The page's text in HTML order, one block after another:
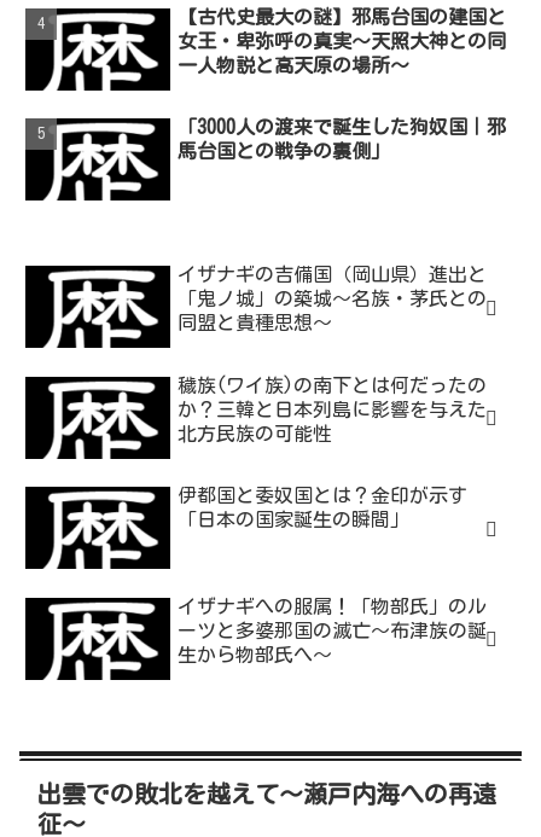
【古代史最大の謎】邪馬台国の建国と
女王・卑弥呼の真実～天照大神との同
一人物説と高天原の場所～
「3000人の渡来で誕生した狗奴国｜邪
馬台国との戦争の裏側」
イザナギの吉備国（岡山県）進出と
「鬼ノ城」の築城～名族・茅氏との
同盟と貴種思想～
穢族(ワイ族)の南下とは何だったの
か？三韓と日本列島に影響を与えた
北方民族の可能性
伊都国と委奴国とは？金印が示す
「日本の国家誕生の瞬間」
イザナギへの服属！「物部氏」のル
ーツと多婆那国の滅亡～布津族の誕
生から物部氏へ～
出雲での敗北を越えて～瀬戸内海への再遠
征～